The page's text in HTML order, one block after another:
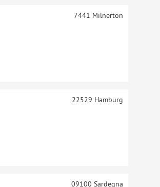
7441 Milnerton
22529 Hamburg
09100 Sardegna